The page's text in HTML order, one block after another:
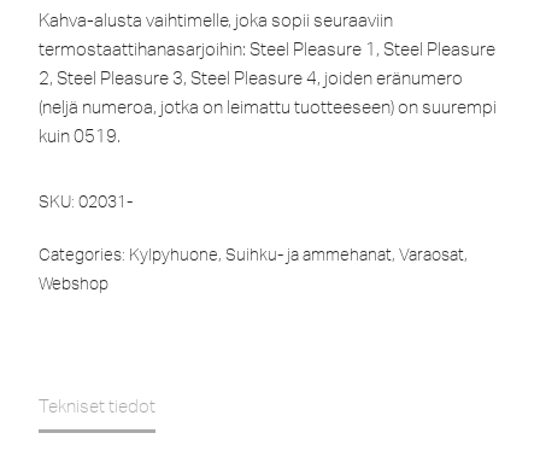
Kahva-alusta vaihtimelle, joka sopii seuraaviin
termostaattihanasarjoihin: Steel Pleasure 1, Steel Pleasure
2, Steel Pleasure 3, Steel Pleasure 4, joiden eränumero
(neljä numeroa, jotka on leimattu tuotteeseen) on suurempi
kuin 0519.
SKU: 02031-
Categories: Kylpyhuone, Suihku- ja ammehanat, Varaosat,
Webshop
Tekniset tiedot